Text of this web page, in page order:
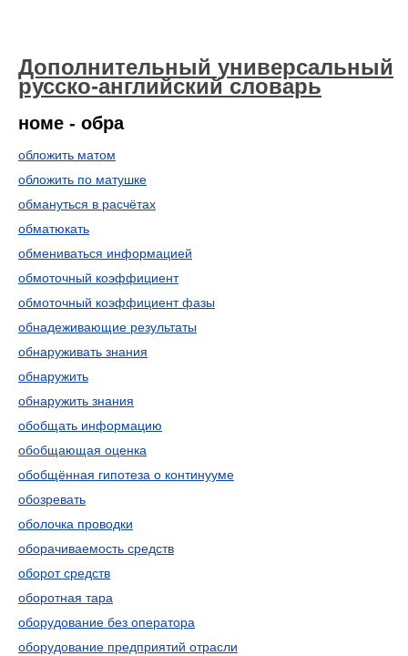
Дополнительный универсальный
русско-английский словарь
номе - обра
обложить матом
обложить по матушке
обмануться в расчётах
обматюкать
обмениваться информацией
обмоточный коэффициент
обмоточный коэффициент фазы
обнадеживающие результаты
обнаруживать знания
обнаружить
обнаружить знания
обобщать информацию
обобщающая оценка
обобщённая гипотеза о континууме
обозревать
оболочка проводки
оборачиваемость средств
оборот средств
оборотная тара
оборудование без оператора
оборудование предприятий отрасли